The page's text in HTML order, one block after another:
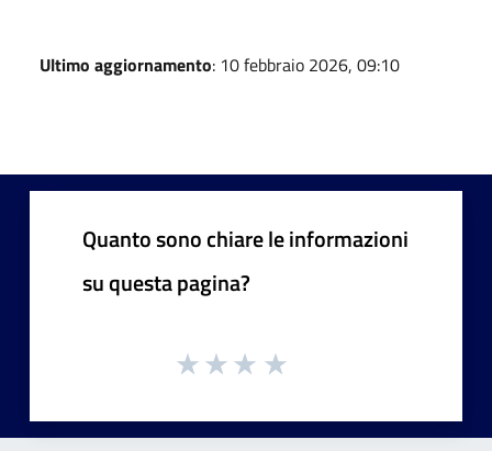
Ultimo aggiornamento: 10 febbraio 2026, 09:10
Quanto sono chiare le informazioni
su questa pagina?